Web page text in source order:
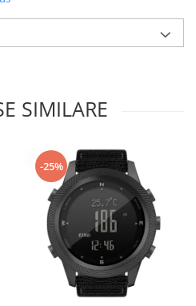
SIMILARE
-25%